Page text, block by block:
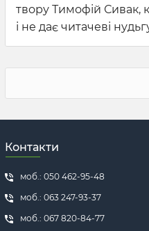
твору Тимофій Сивак,
і не дає читачеві
Контакти
моб.: 050 462-95-48
моб.: 063 247-93-37
моб.: 067 820-84-77